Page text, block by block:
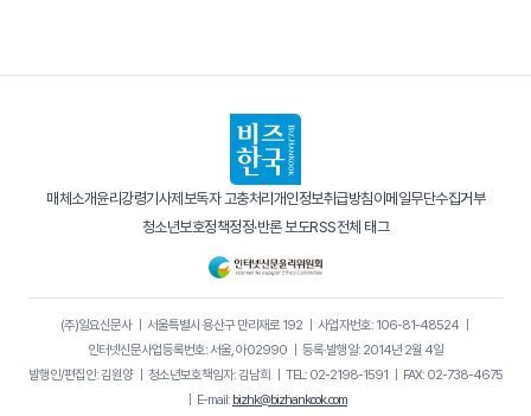
매체소개윤리강령기사제보독자 고충처리 개인정보취급방침이메일무단수집거부
청소년보호정책정정·반론 보도RSS전체 태그
(주)일요신문사｜ 서울특별시 용산구 만리재로 192｜ 사업자번호: 106-81-48524｜
인터넷신문사업등록번호: 서울, 아02990
등록·발행일: 2014년 2월 4일
발행인/편집인: 김원양｜ 청소년보호책임자: 김남희 TEL: 02-2198-1591
FAX: 02-738-4675
E-mail: bizhk@bizhankook.com